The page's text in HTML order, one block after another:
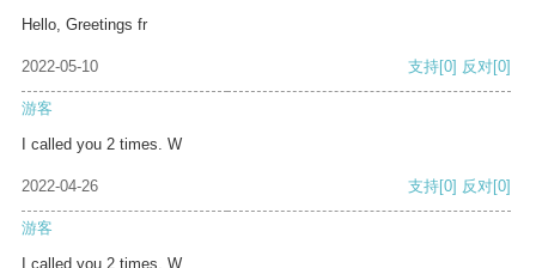
Hello, Greetings fr
2022-05-10 支持[0] 反对[0]
游客
I called you 2 times. W
2022-04-26 支持[0] 反对[0]
游客
I called you 2 times. W